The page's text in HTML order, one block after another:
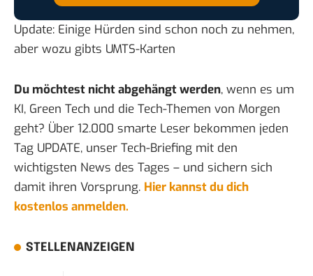
Update: Einige Hürden sind schon noch zu nehmen,
aber wozu gibts UMTS-Karten
Du möchtest nicht abgehängt werden, wenn es um
KI, Green Tech und die Tech-Themen von Morgen
geht? Über 12.000 smarte Leser bekommen jeden
Tag UPDATE, unser Tech-Briefing mit den
wichtigsten News des Tages – und sichern sich
damit ihren Vorsprung. Hier kannst du dich
kostenlos anmelden.
STELLENANZEIGEN